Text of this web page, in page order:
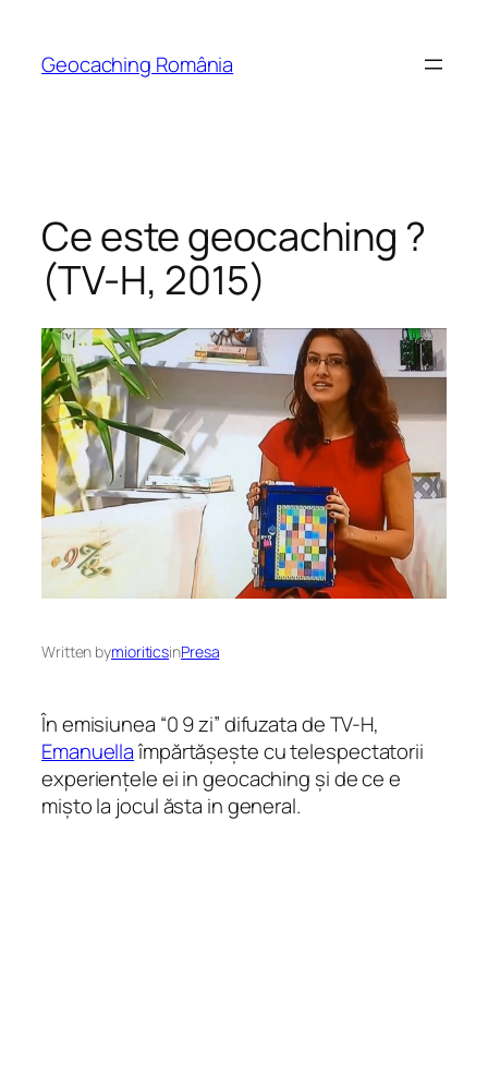
content
Geocaching România
Ce este geocaching ?
(TV-H, 2015)
Written bymioriticsinPresa
În emisiunea “0 9 zi” difuzata de TV-H,
Emanuellaîmpărtășește cu telespectatorii
experiențele ei in geocaching și de ce e
mișto la jocul ăsta in general.